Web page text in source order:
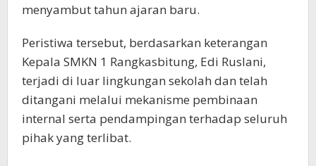
menyambut tahun ajaran baru.
Peristiwa tersebut, berdasarkan keterangan
Kepala SMKN 1 Rangkasbitung, Edi Ruslani,
terjadi di luar lingkungan sekolah dan telah
ditangani melalui mekanisme pembinaan
internal serta pendampingan terhadap seluruh
pihak yang terlibat.